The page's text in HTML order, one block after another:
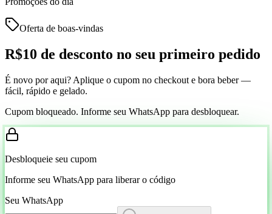
Oferta de boas-vindas
R$10 de desconto no seu primeiro pedido
É novo por aqui? Aplique o cupom no checkout e bora beber —
fácil, rápido e gelado.
Cupom bloqueado. Informe seu WhatsApp para desbloquear.
Desbloqueie seu cupom
Informe seu WhatsApp para liberar o código
Seu WhatsApp